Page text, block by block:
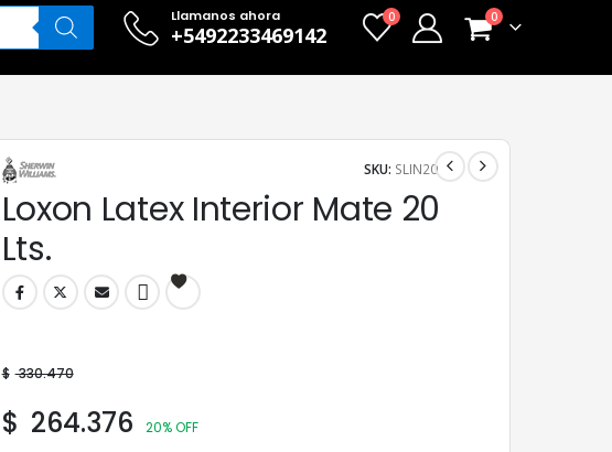
Llamanos ahora
+5492233469142
0 0
Loxon Latex Interior Mate 20
Lts.
SKU: SLIN20
$ 330.470
$ 264.376 20% OFF